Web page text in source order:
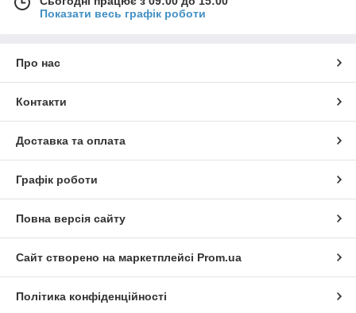
Показати весь графік роботи
Про нас
Контакти
Доставка та оплата
Графік роботи
Повна версія сайту
Сайт створено на маркетплейсі Prom.ua
Політика конфіденційності